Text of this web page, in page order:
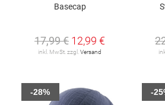
Basecap
17,99 € 12,99 €
inkl. MwSt. zzgl.Versand
-28% -